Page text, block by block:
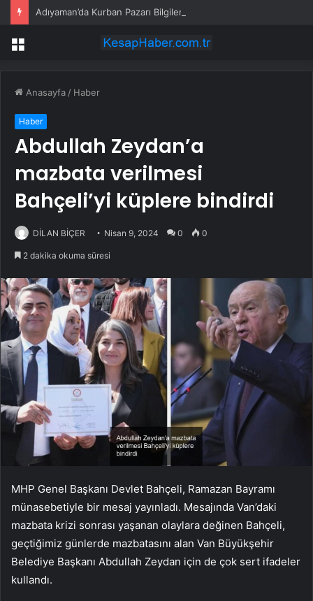
Adıyaman’da Kurban Pazarı Bilgilendirmesi
Menü
Anasayfa / Haber
Haber
Abdullah Zeydan’a
mazbata verilmesi
Bahçeli’yi küplere bindirdi
DİLAN BİÇER Nisan 9, 2024 0 0
2 dakika okuma süresi
MHP Genel Başkanı Devlet Bahçeli, Ramazan Bayramı
münasebetiyle bir mesaj yayınladı. Mesajında Van’daki
mazbata krizi sonrası yaşanan olaylara değinen Bahçeli,
geçtiğimiz günlerde mazbatasını alan Van Büyükşehir
Belediye Başkanı Abdullah Zeydan için de çok sert ifadeler
kullandı.